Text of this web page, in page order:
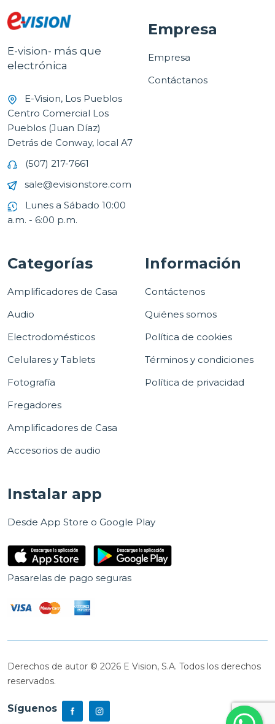
E-vision- más que
electrónica
E-Vision, Los Pueblos
Centro Comercial Los
Pueblos (Juan Díaz)
Detrás de Conway, local A7
(507) 217-7661
sale@evisionstore.com
Lunes a Sábado 10:00
a.m. - 6:00 p.m.
Empresa
Empresa
Contáctanos
Categorías
Amplificadores de Casa
Audio
Electrodomésticos
Celulares y Tablets
Fotografía
Fregadores
Amplificadores de Casa
Accesorios de audio
Información
Contáctenos
Quiénes somos
Política de cookies
Términos y condiciones
Política de privacidad
Instalar app
Desde App Store o Google Play
Pasarelas de pago seguras
Derechos de autor © 2026 E Vision, S.A. Todos los derechos
reservados.
Síguenos